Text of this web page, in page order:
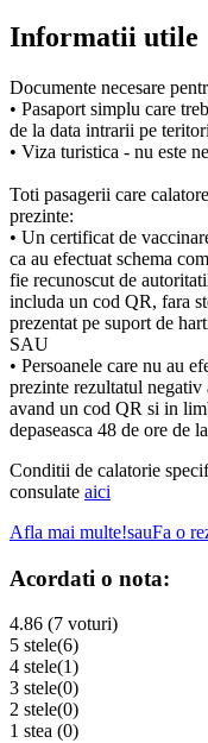
Informatii utile
Documente necesare
• Pasaport simplu care
de la data intrarii pe
• Viza turistica - nu este
Toti pasagerii care
prezinte:
• Un certificat de
ca au efectuat schema
fie recunoscut de
includa un cod QR, fara
prezentat pe suport de
SAU
• Persoanele care nu au
prezinte rezultatul
avand un cod QR si in
depaseasca 48 de ore de
Conditii de calatorie
consulate aici
Afla mai multe!sauFa o
Acordati o nota:
4.86 (7 voturi)
5 stele(6)
4 stele(1)
3 stele(0)
2 stele(0)
1 stea (0)